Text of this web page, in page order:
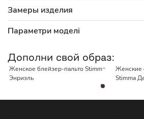
Замеры изделия
Параметри моделі
Дополни свой образ:
НЕТ В НАЛИЧИИ
Женское блейзер-пальто Stimma
Энриэль
Женские
Stimma